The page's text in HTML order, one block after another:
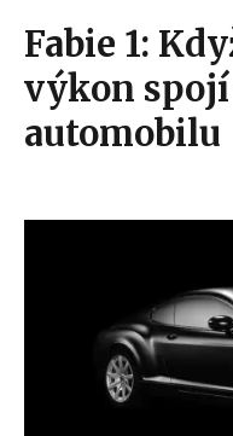
Fabie 1:
výkon
automobilu